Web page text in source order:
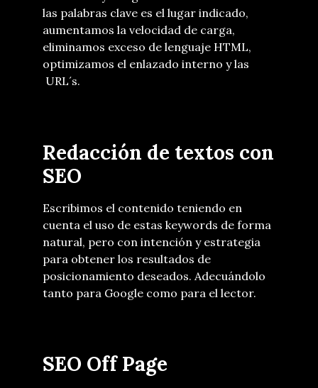
las palabras clave es el lugar indicado,
aumentamos la velocidad de carga,
eliminamos exceso de lenguaje HTML,
optimizamos el enlazado interno y las
URL´s.
Redacción de textos con
SEO
Escribimos el contenido teniendo en
cuenta el uso de estas keywords de forma
natural, pero con intención y estrategia
para obtener los resultados de
posicionamiento deseados. Adecuándolo
tanto para Google como para el lector.
SEO Off Page